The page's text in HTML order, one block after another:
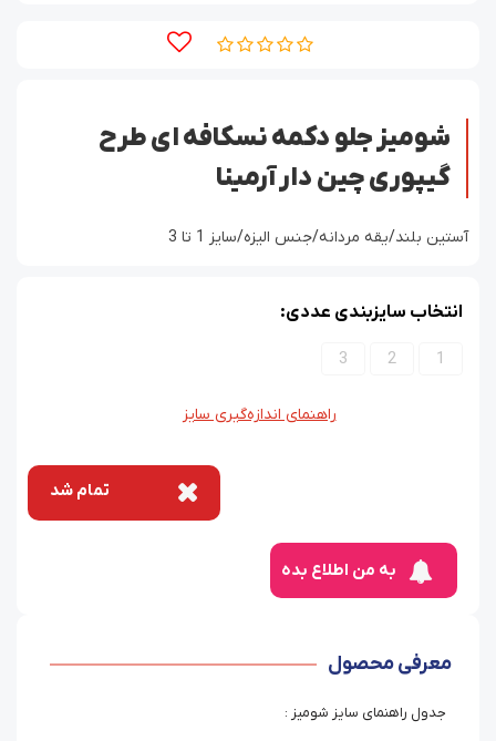
شومیز جلو دکمه نسکافه ای طرح
گیپوری چین دار آرمینا
آستین بلند/یقه مردانه/جنس الیزه/سایز 1 تا 3
انتخاب سایزبندی عددی:
1
2
3
راهنمای اندازه‌گیری سایز
تمام شد
به من اطلاع بده
معرفی محصول
جدول راهنمای سایز شومیز :